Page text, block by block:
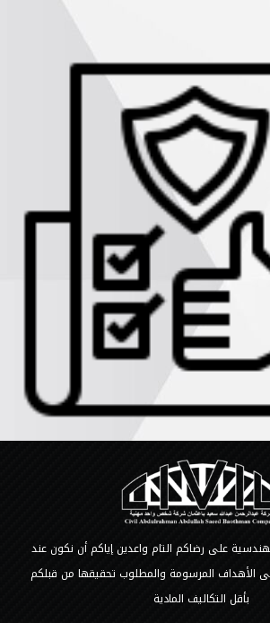
على رضاكم التام واعدين إياكم أن نكون عند
المرسومة والمطلوب تحقيقها من قبلكم
بأقل التكاليف المادية